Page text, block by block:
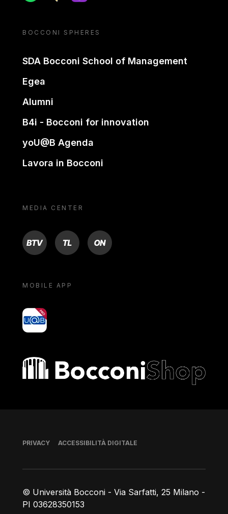
BOCCONI SPHERES
SDA Bocconi School of Management
Egea
Alumni
B4i - Bocconi for innovation
yoU@B Agenda
Lavora in Bocconi
MEDIA CENTER
BTV TL ON
MOBILE APP
yoU@B
Bocconi shop
© Università Bocconi - Via Sarfatti, 25 Milano -
PI 03628350153
Piè di pagina
PRIVACY ACCESSIBILITÀ DIGITALE